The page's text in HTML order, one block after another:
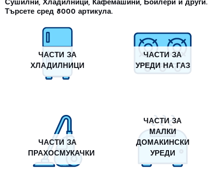
Сушилни, Хладилници, Кафемашини, Бойлери и други.
Търсете сред 8000 артикула.
ЧАСТИ ЗА
ХЛАДИЛНИЦИ
ЧАСТИ ЗА
УРЕДИ НА ГАЗ
ЧАСТИ ЗА
ПРАХОСМУКАЧКИ
ЧАСТИ ЗА
МАЛКИ
ДОМАКИНСКИ
УРЕДИ